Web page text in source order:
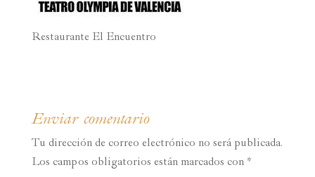
Restaurante El Encuentro
Enviar comentario
Tu dirección de correo electrónico no será publicada.
Los campos obligatorios están marcados con *